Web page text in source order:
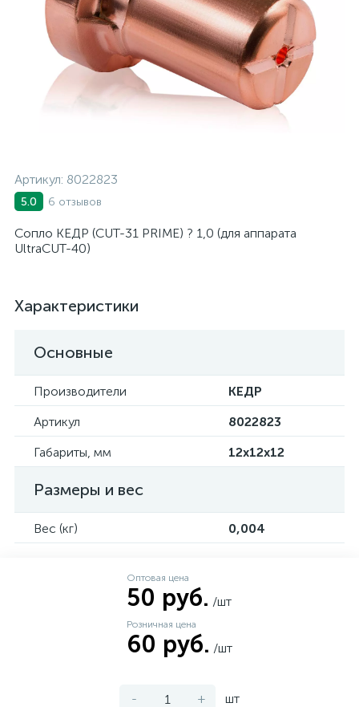
Артикул: 8022823
5.0 6 отзывов
Сопло КЕДР (CUT-31 PRIME) ? 1,0 (для аппарата
UltraCUT-40)
Характеристики
Основные
Производители
КЕДР
Артикул
8022823
Габариты, мм
12х12х12
Размеры и вес
Вес (кг) 0,004
Оптовая цена
50 руб. /шт
Розничная цена
60 руб. /шт
- + шт